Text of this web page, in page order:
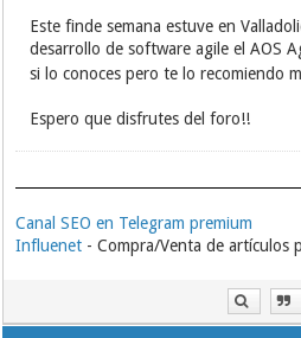
Este finde semana estuve en
desarrollo de software agile el AOS
si lo conoces pero te lo recomiendo
Espero que disfrutes del foro!!
Canal SEO en Telegram premium
Influenet - Compra/Venta de artículos